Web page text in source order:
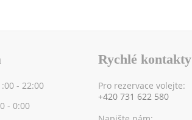
- 22:00
- 0:00
Rychlé kontakty
Pro rezervace volejte:
+420 731 622 580